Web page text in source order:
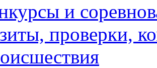
и
проверки,